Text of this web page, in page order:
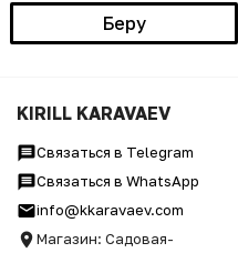
Беру
KIRILL KARAVAEV
Связаться в Telegram
Связаться в WhatsApp
info@kkaravaev.com
Магазин: Садовая-